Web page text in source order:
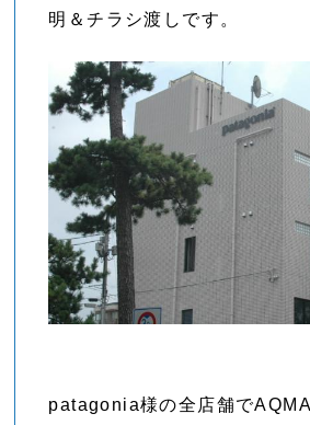
明＆チラシ渡しです。
patagonia様の全店舗で